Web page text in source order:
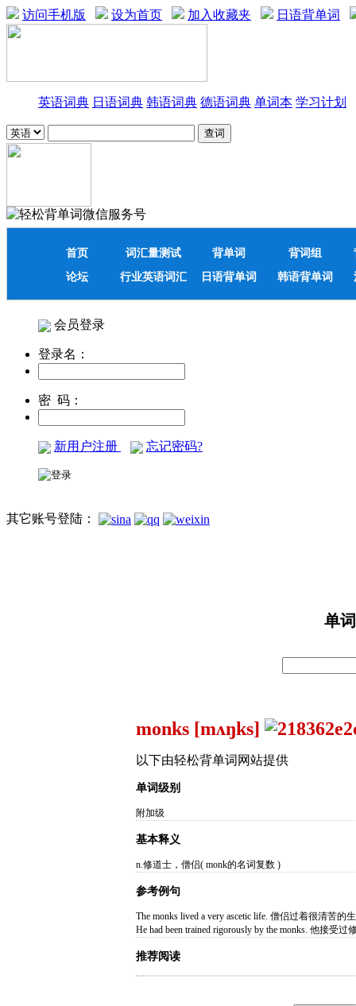
访问手机版 设为首页 加入收藏夹 日语背单词
英语词典 日语词典 韩语词典 德语词典 单词本 学习计划
首页 词汇量测试 背单词 背词组
论坛
行业英语词汇 日语背单词 韩语背单词
会员登录
登录名：
密 码：
新用户注册 忘记密码?
其它账号登陆：
单
monks [mʌŋks]
以下由轻松背单词网站提供
单词级别
附加级
基本释义
n.修道士，僧侣( monk的名词复数 )
参考例句
The monks lived a very ascetic life. 僧侣过着很清苦的
He had been trained rigorously by the monks. 他接受
推荐阅读